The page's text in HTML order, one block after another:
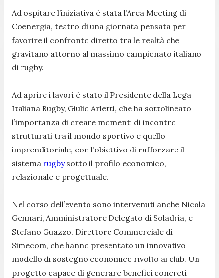
Ad ospitare l’iniziativa è stata l’Area Meeting di
Coenergia, teatro di una giornata pensata per
favorire il confronto diretto tra le realtà che
gravitano attorno al massimo campionato italiano
di rugby.
Ad aprire i lavori è stato il Presidente della Lega
Italiana Rugby, Giulio Arletti, che ha sottolineato
l’importanza di creare momenti di incontro
strutturati tra il mondo sportivo e quello
imprenditoriale, con l’obiettivo di rafforzare il
sistema rugbysotto il profilo economico,
relazionale e progettuale.
Nel corso dell’evento sono intervenuti anche Nicola
Gennari, Amministratore Delegato di Soladria, e
Stefano Guazzo, Direttore Commerciale di
Simecom, che hanno presentato un innovativo
modello di sostegno economico rivolto ai club. Un
progetto capace di generare benefici concreti